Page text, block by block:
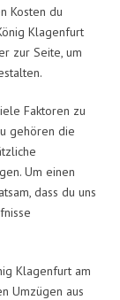
Kosten du
Klagenfurt
zur Seite, um
Faktoren zu
gehören die
Um einen
dass du uns
Klagenfurt am
Umzügen aus